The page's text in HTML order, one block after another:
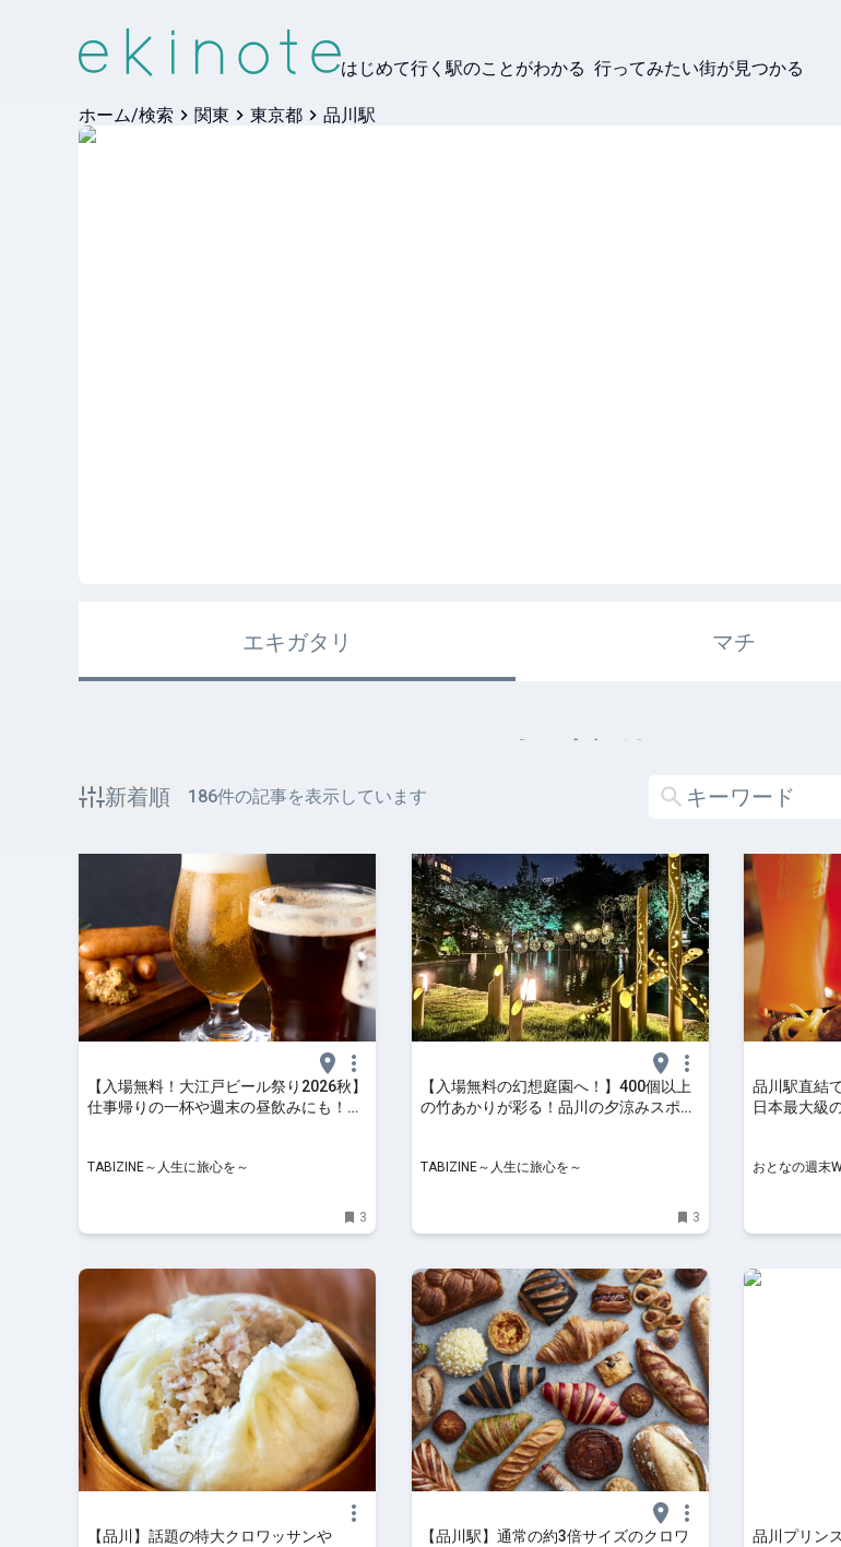
はじめて行く駅のことがわかる 行ってみたい街が見つかる
ホーム/検索 関東 東京都 品川駅
エキガタリ マチ
エキガタリ
新着順 186件の記事を表示しています
【入場無料！大江戸ビール祭り2026秋】
仕事帰りの一杯や週末の昼飲みにも！全
TABIZINE～人生に旅心を～
3
【入場無料の幻想庭園へ！】400個以上
の竹あかりが彩る！品川の夕涼みスポッ
TABIZINE～人生に旅心を～
3
品川駅直結
日本最大級
おとなの週末
【品川】話題の特大クロワッサンや
【品川駅】通常の約3倍サイズのクロワ
品川プリン